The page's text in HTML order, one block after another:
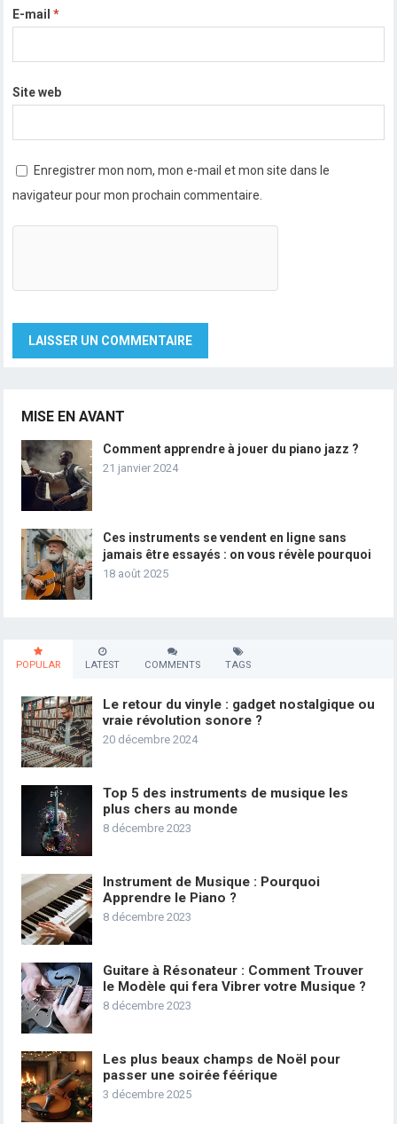
E-mail*
Site web
Enregistrer mon nom, mon e-mail et mon site dans le
navigateur pour mon prochain commentaire.
MISE EN AVANT
Comment apprendre à jouer du piano jazz ?
21 janvier 2024
Ces instruments se vendent en ligne sans
jamais être essayés : on vous révèle pourquoi
18 août 2025
POPULAR LATEST COMMENTS TAGS
Le retour du vinyle : gadget nostalgique ou
vraie révolution sonore ?
20 décembre 2024
Top 5 des instruments de musique les
plus chers au monde
8 décembre 2023
Instrument de Musique : Pourquoi
Apprendre le Piano ?
8 décembre 2023
Guitare à Résonateur : Comment Trouver
le Modèle qui fera Vibrer votre Musique ?
8 décembre 2023
Les plus beaux champs de Noël pour
passer une soirée féérique
3 décembre 2025